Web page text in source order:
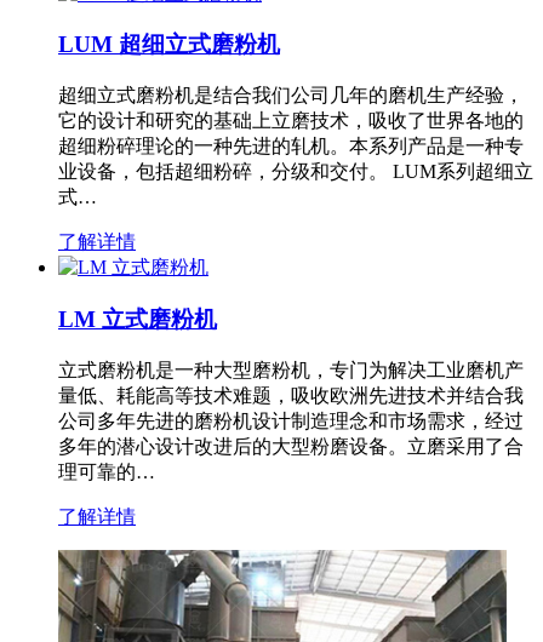
LUM 超细立式磨粉机
超细立式磨粉机是结合我们公司几年的磨机生产经验，
它的设计和研究的基础上立磨技术，吸收了世界各地的
超细粉碎理论的一种先进的轧机。本系列产品是一种专
业设备，包括超细粉碎，分级和交付。 LUM系列超细立
式…
了解详情
LM 立式磨粉机
立式磨粉机是一种大型磨粉机，专门为解决工业磨机产
量低、耗能高等技术难题，吸收欧洲先进技术并结合我
公司多年先进的磨粉机设计制造理念和市场需求，经过
多年的潜心设计改进后的大型粉磨设备。立磨采用了合
理可靠的…
了解详情